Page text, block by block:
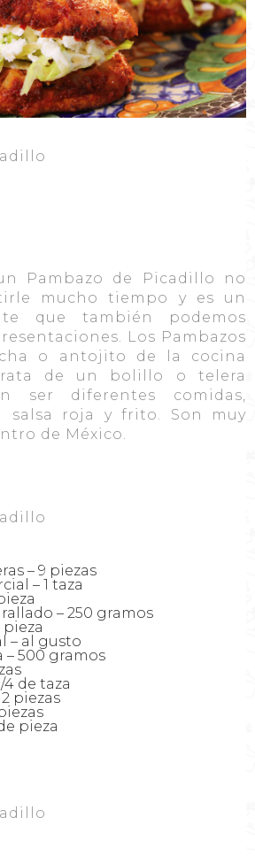
Pambazo de Picadillo no
mucho tiempo y es un
que también podemos
Los Pambazos
o antojito de la cocina
de un bolillo o telera
ser diferentes comidas,
salsa roja y frito. Son muy
de México.
– 9 piezas
– 1 taza
– 250 gramos
pieza
– al gusto
– 500 gramos
4 de taza
piezas
pieza